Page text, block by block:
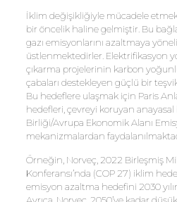
İklim değişikliğiyle mücadele
bir öncelik haline gelmiştir. Bu
gazı emisyonlarını azaltmaya
üstlenmektedirler. Elektrifikasyon
çıkarma projelerinin karbon
çabaları destekleyen güçlü bir
Bu hedeflere ulaşmak için Paris
hedefleri, çevreyi koruyan
Birliği/Avrupa Ekonomik Alanı
mekanizmalardan
Örneğin, Norveç, 2022 Birleşmiş
Konferansı’nda (COP 27) iklim
emisyon azaltma hedefini 2030